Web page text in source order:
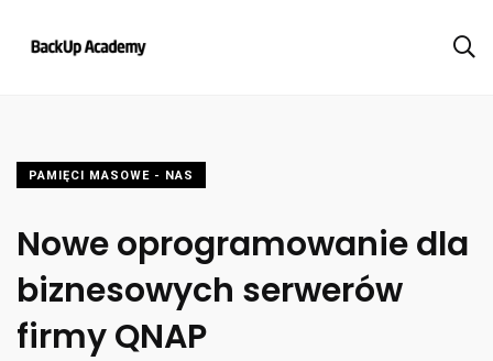
PAMIĘCI MASOWE - NAS
Nowe oprogramowanie dla
biznesowych serwerów
firmy QNAP